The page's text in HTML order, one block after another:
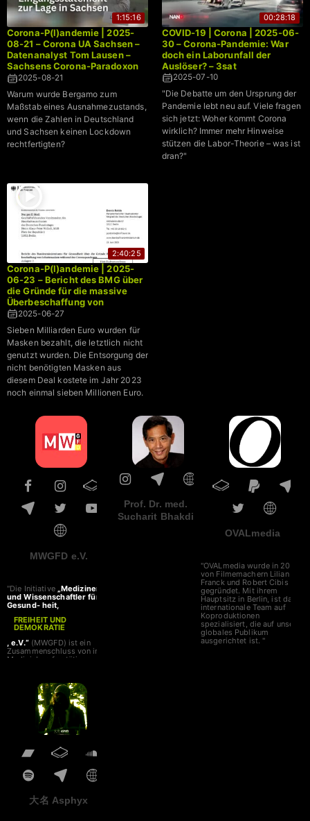
1:15:16
Corona-P(l)andemie | 2025-
08-21 – Corona UA Sachsen –
Datenanalyst Tom Lausen –
Sachsens Corona-Paradoxon
→ Weniger geimpft, weniger
2025-08-21
Warum wurde Bergamo zum
Maßstab eines Ausnahmezustands,
wenn die Zahlen in Deutschland
und Sachsen keinen Lockdown
rechtfertigten?
00:28:18
COVID-19 | Corona | 2025-06-
30 – Corona-Pandemie: War
doch ein Laborunfall der
Auslöser? – 3sat
2025-07-10
"Die Debatte um den Ursprung der
Pandemie lebt neu auf. Viele fragen
sich jetzt: Woher kommt Corona
wirklich? Immer mehr Hinweise
stützen die Labor-Theorie – was ist
dran?"
2:40:25
Corona-P(l)andemie | 2025-
06-23 – Bericht des BMG über
die Gründe für die massive
Überbeschaffung von
Schutzmasken während der
2025-06-27
Sieben Milliarden Euro wurden für
Masken bezahlt, die letztlich nicht
genutzt wurden. Die Entsorgung der
nicht benötigten Masken aus
diesem Deal kostete im Jahr 2023
noch einmal sieben Millionen Euro.
MWGFD e.V.
"Die Initiative „Mediziner
und Wissenschaftler für
Gesund- heit,
FREIHEIT UND
DEMOKRATIE
, e.V.“(MWGFD) ist ein
Zusammenschluss von in
Medizinberufen tätigen
in Forschung und Lehre mit
den Themen Gesundheit,
FREIHEIT UND
DEMOKRATIE
beschäftigen. Wir haben
uns während der
Coronakrise in unserer Kritik
an den überzogenen
zusammengefunden.
MWGFD e.V.
Wittgasse 9
Prof. Dr. med.
Sucharit Bhakdi
OVALmedia
"OVALmedia wurde in 2002
von Filmemachern Lilian
Franck und Robert Cibis
gegründet. Mit ihrem
Hauptsitz in Berlin, ist das
internationale Team auf
Koproduktionen
spezialisiert, die auf unser
globales Publikum
ausgerichtet ist. "
大名 Asphyx